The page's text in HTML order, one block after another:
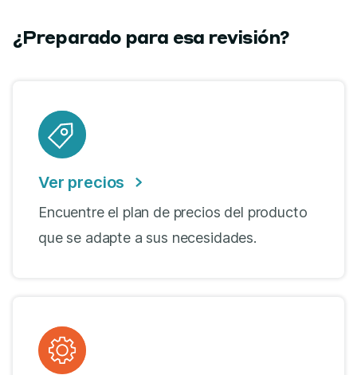
¿Preparado para esa revisión?
Ver precios
Encuentre el plan de precios del producto
que se adapte a sus necesidades.